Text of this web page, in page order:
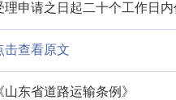
理申请之日起二十个工作日
击查看原文
山东省道路运输条例》